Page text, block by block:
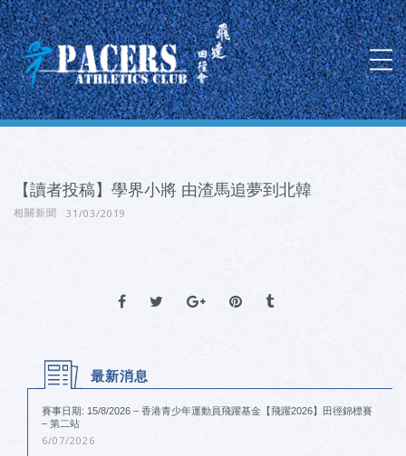
【讀者投稿】學界小將 由渣馬追夢到北韓
相關新聞 31/03/2019
最新消息
賽事日期: 15/8/2026 – 香港青少年運動員飛躍基金【飛躍2026】田徑錦標賽
– 第二站
6/07/2026